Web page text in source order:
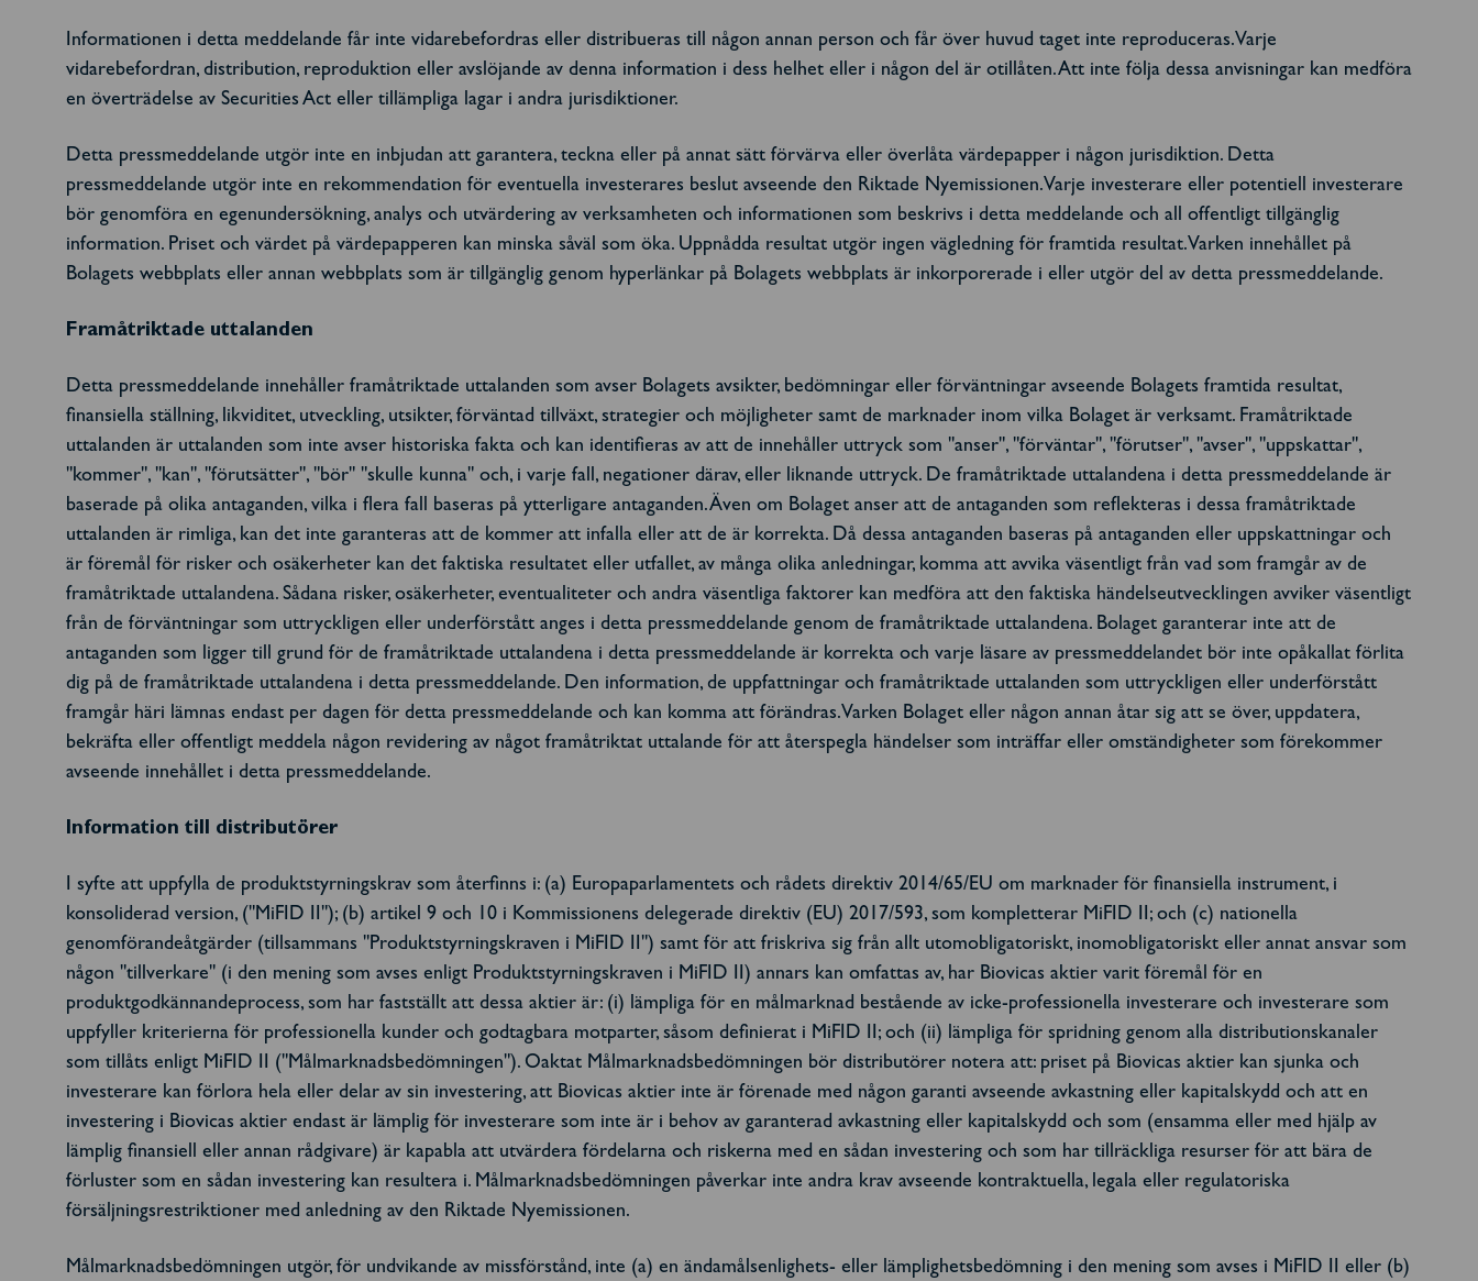
Informationen i detta meddelande får inte vidarebefordras eller distribueras till någon annan person och får över huvud taget inte reproduceras. Varje
vidarebefordran, distribution, reproduktion eller avslöjande av denna information i dess helhet eller i någon del är otillåten. Att inte följa dessa anvisningar kan medföra
en överträdelse av Securities Act eller tillämpliga lagar i andra jurisdiktioner.
Detta pressmeddelande utgör inte en inbjudan att garantera, teckna eller på annat sätt förvärva eller överlåta värdepapper i någon jurisdiktion. Detta
pressmeddelande utgör inte en rekommendation för eventuella investerares beslut avseende den Riktade Nyemissionen. Varje investerare eller potentiell investerare
bör genomföra en egenundersökning, analys och utvärdering av verksamheten och informationen som beskrivs i detta meddelande och all offentligt tillgänglig
information. Priset och värdet på värdepapperen kan minska såväl som öka. Uppnådda resultat utgör ingen vägledning för framtida resultat. Varken innehållet på
Bolagets webbplats eller annan webbplats som är tillgänglig genom hyperlänkar på Bolagets webbplats är inkorporerade i eller utgör del av detta pressmeddelande.
Framåtriktade uttalanden
Detta pressmeddelande innehåller framåtriktade uttalanden som avser Bolagets avsikter, bedömningar eller förväntningar avseende Bolagets framtida resultat,
finansiella ställning, likviditet, utveckling, utsikter, förväntad tillväxt, strategier och möjligheter samt de marknader inom vilka Bolaget är verksamt. Framåtriktade
uttalanden är uttalanden som inte avser historiska fakta och kan identifieras av att de innehåller uttryck som "anser", "förväntar", "förutser", "avser", "uppskattar",
"kommer", "kan", "förutsätter", "bör" "skulle kunna" och, i varje fall, negationer därav, eller liknande uttryck. De framåtriktade uttalandena i detta pressmeddelande är
baserade på olika antaganden, vilka i flera fall baseras på ytterligare antaganden. Även om Bolaget anser att de antaganden som reflekteras i dessa framåtriktade
uttalanden är rimliga, kan det inte garanteras att de kommer att infalla eller att de är korrekta. Då dessa antaganden baseras på antaganden eller uppskattningar och
är föremål för risker och osäkerheter kan det faktiska resultatet eller utfallet, av många olika anledningar, komma att avvika väsentligt från vad som framgår av de
framåtriktade uttalandena. Sådana risker, osäkerheter, eventualiteter och andra väsentliga faktorer kan medföra att den faktiska händelseutvecklingen avviker väsentligt
från de förväntningar som uttryckligen eller underförstått anges i detta pressmeddelande genom de framåtriktade uttalandena. Bolaget garanterar inte att de
antaganden som ligger till grund för de framåtriktade uttalandena i detta pressmeddelande är korrekta och varje läsare av pressmeddelandet bör inte opåkallat förlita
dig på de framåtriktade uttalandena i detta pressmeddelande. Den information, de uppfattningar och framåtriktade uttalanden som uttryckligen eller underförstått
framgår häri lämnas endast per dagen för detta pressmeddelande och kan komma att förändras. Varken Bolaget eller någon annan åtar sig att se över, uppdatera,
bekräfta eller offentligt meddela någon revidering av något framåtriktat uttalande för att återspegla händelser som inträffar eller omständigheter som förekommer
avseende innehållet i detta pressmeddelande.
Information till distributörer
I syfte att uppfylla de produktstyrningskrav som återfinns i: (a) Europaparlamentets och rådets direktiv 2014/65/EU om marknader för finansiella instrument, i
konsoliderad version, ("MiFID II"); (b) artikel 9 och 10 i Kommissionens delegerade direktiv (EU) 2017/593, som kompletterar MiFID II; och (c) nationella
genomförandeåtgärder (tillsammans "Produktstyrningskraven i MiFID II") samt för att friskriva sig från allt utomobligatoriskt, inomobligatoriskt eller annat ansvar som
någon "tillverkare" (i den mening som avses enligt Produktstyrningskraven i MiFID II) annars kan omfattas av, har Biovicas aktier varit föremål för en
produktgodkännandeprocess, som har fastställt att dessa aktier är: (i) lämpliga för en målmarknad bestående av icke-professionella investerare och investerare som
uppfyller kriterierna för professionella kunder och godtagbara motparter, såsom definierat i MiFID II; och (ii) lämpliga för spridning genom alla distributionskanaler
som tillåts enligt MiFID II ("Målmarknadsbedömningen"). Oaktat Målmarknadsbedömningen bör distributörer notera att: priset på Biovicas aktier kan sjunka och
investerare kan förlora hela eller delar av sin investering, att Biovicas aktier inte är förenade med någon garanti avseende avkastning eller kapitalskydd och att en
investering i Biovicas aktier endast är lämplig för investerare som inte är i behov av garanterad avkastning eller kapitalskydd och som (ensamma eller med hjälp av
lämplig finansiell eller annan rådgivare) är kapabla att utvärdera fördelarna och riskerna med en sådan investering och som har tillräckliga resurser för att bära de
förluster som en sådan investering kan resultera i. Målmarknadsbedömningen påverkar inte andra krav avseende kontraktuella, legala eller regulatoriska
försäljningsrestriktioner med anledning av den Riktade Nyemissionen.
Målmarknadsbedömningen utgör, för undvikande av missförstånd, inte (a) en ändamålsenlighets- eller lämplighetsbedömning i den mening som avses i MiFID II eller (b)